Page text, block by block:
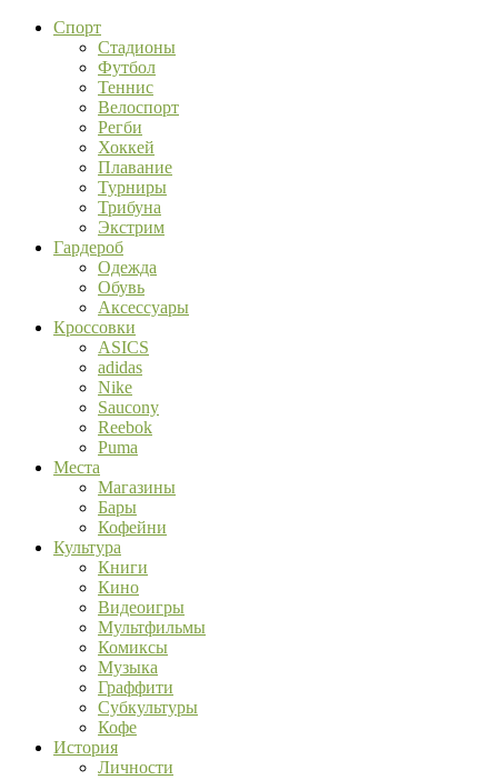
Спорт
Стадионы
Футбол
Теннис
Велоспорт
Регби
Хоккей
Плавание
Турниры
Трибуна
Экстрим
Гардероб
Одежда
Обувь
Аксессуары
Кроссовки
ASICS
adidas
Nike
Saucony
Reebok
Puma
Места
Магазины
Бары
Кофейни
Культура
Книги
Кино
Видеоигры
Мультфильмы
Комиксы
Музыка
Граффити
Субкультуры
Кофе
История
Личности